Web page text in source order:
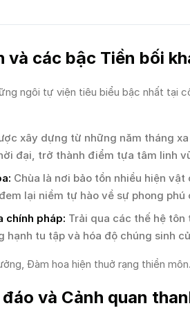
và các bậc Tiền bối
ngôi tự viện tiêu biểu bậc nhất tại
xây dựng từ những năm tháng
đại, trở thành điểm tựa tâm linh
Chùa là nơi bảo tồn nhiều hiện
lại niềm tự hào về sự phong phú
chính pháp: Trải qua các thế hệ
hạnh tu tập và hóa độ chúng sinh
Đàm hoa hiện thuở rạng thiền
và Cảnh quan